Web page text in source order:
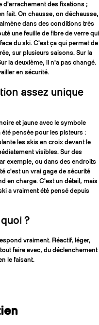
d'arrachement des fixations ;
fait. On chausse, on déchausse,
dans des conditions très
une feuille de fibre de verre qui
du ski. C'est ça qui permet de
sur plusieurs saisons. Sur la
la deuxième, il n'a pas changé.
en sécurité.
assez unique
et jaune avec le symbole
pensée pour les pisteurs :
les skis en croix devant le
visibles. Sur des
exemple, ou dans des endroits
c'est un vrai gage de sécurité
en charge. C'est un détail, mais
a vraiment été pensé depuis
?
vraiment. Réactif, léger,
faire avec, du déclenchement
le faisant.